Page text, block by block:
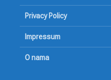
Privacy Policy
Impressum
O nama